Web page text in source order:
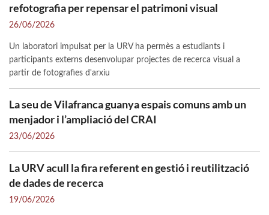
refotografia per repensar el patrimoni visual
26/06/2026
Un laboratori impulsat per la URV ha permès a estudiants i
participants externs desenvolupar projectes de recerca visual a
partir de fotografies d'arxiu
La seu de Vilafranca guanya espais comuns amb un
menjador i l’ampliació del CRAI
23/06/2026
La URV acull la fira referent en gestió i reutilització
de dades de recerca
19/06/2026